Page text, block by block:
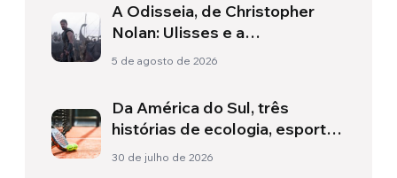
A Odisseia, de Christopher
Nolan: Ulisses e a
necessidade de um novo
5 de agosto de 2026
Da América do Sul, três
histórias de ecologia, esporte
e saúde
30 de julho de 2026